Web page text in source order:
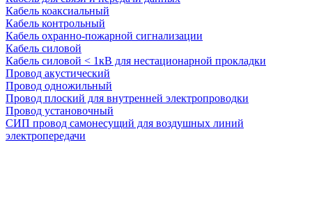
Кабель коаксиальный
Кабель контрольный
Кабель охранно-пожарной сигнализации
Кабель силовой
Кабель силовой < 1кВ для нестационарной прокладки
Провод акустический
Провод одножильный
Провод плоский для внутренней электропроводки
Провод установочный
СИП провод самонесущий для воздушных линий
электропередачи